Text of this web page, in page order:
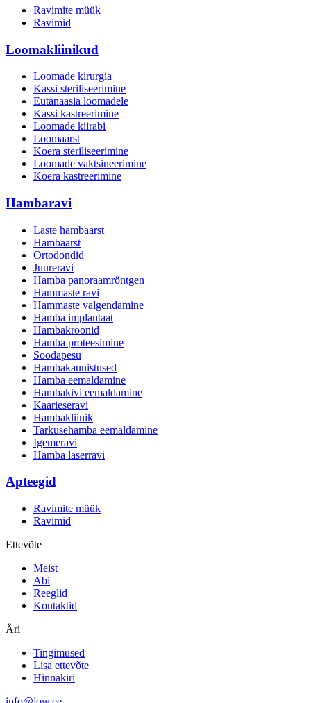
Ravimite müük
Ravimid
Loomakliinikud
Loomade kirurgia
Kassi steriliseerimine
Eutanaasia loomadele
Kassi kastreerimine
Loomade kiirabi
Loomaarst
Koera steriliseerimine
Loomade vaktsineerimine
Koera kastreerimine
Hambaravi
Laste hambaarst
Hambaarst
Ortodondid
Juureravi
Hamba panoraamröntgen
Hammaste ravi
Hammaste valgendamine
Hamba implantaat
Hambakroonid
Hamba proteesimine
Soodapesu
Hambakaunistused
Hamba eemaldamine
Hambakivi eemaldamine
Kaarieseravi
Hambakliinik
Tarkusehamba eemaldamine
Igemeravi
Hamba laserravi
Apteegid
Ravimite müük
Ravimid
Ettevõte
Meist
Abi
Reeglid
Kontaktid
Äri
Tingimused
Lisa ettevõte
Hinnakiri